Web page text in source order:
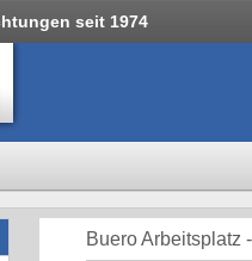
seit 1974
Buero Arbeitsplatz